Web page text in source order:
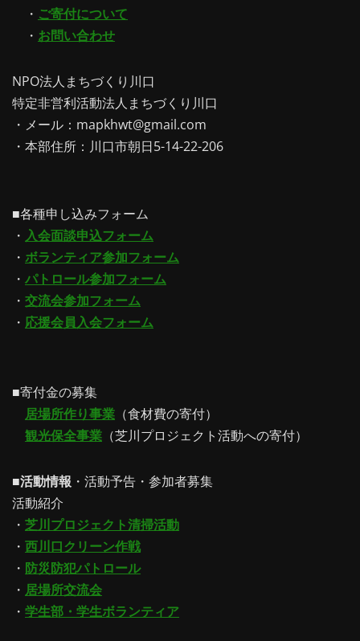
・ ご寄付について
・ お問い合わせ
NPO法人まちづくり川口
特定非営利活動法人まちづくり川口
・メール：mapkhwt@gmail.com
・本部住所：川口市朝日5-14-22-206
■各種申し込みフォーム
・ 入会面談申込フォーム
・ ボランティア参加フォーム
・ パトロール参加フォーム
・ 交流会参加フォーム
・ 応援会員入会フォーム
■寄付金の募集
居場所作り事業 （食材費の寄付）
観光保全事業 （芝川プロジェクト活動への寄付）
■活動情報 ・活動予告・参加者募集
活動紹介
・ 芝川プロジェクト清掃活動
・ 西川口クリーン作戦
・ 防災防犯パトロール
・ 居場所交流会
・ 学生部・学生ボランティア